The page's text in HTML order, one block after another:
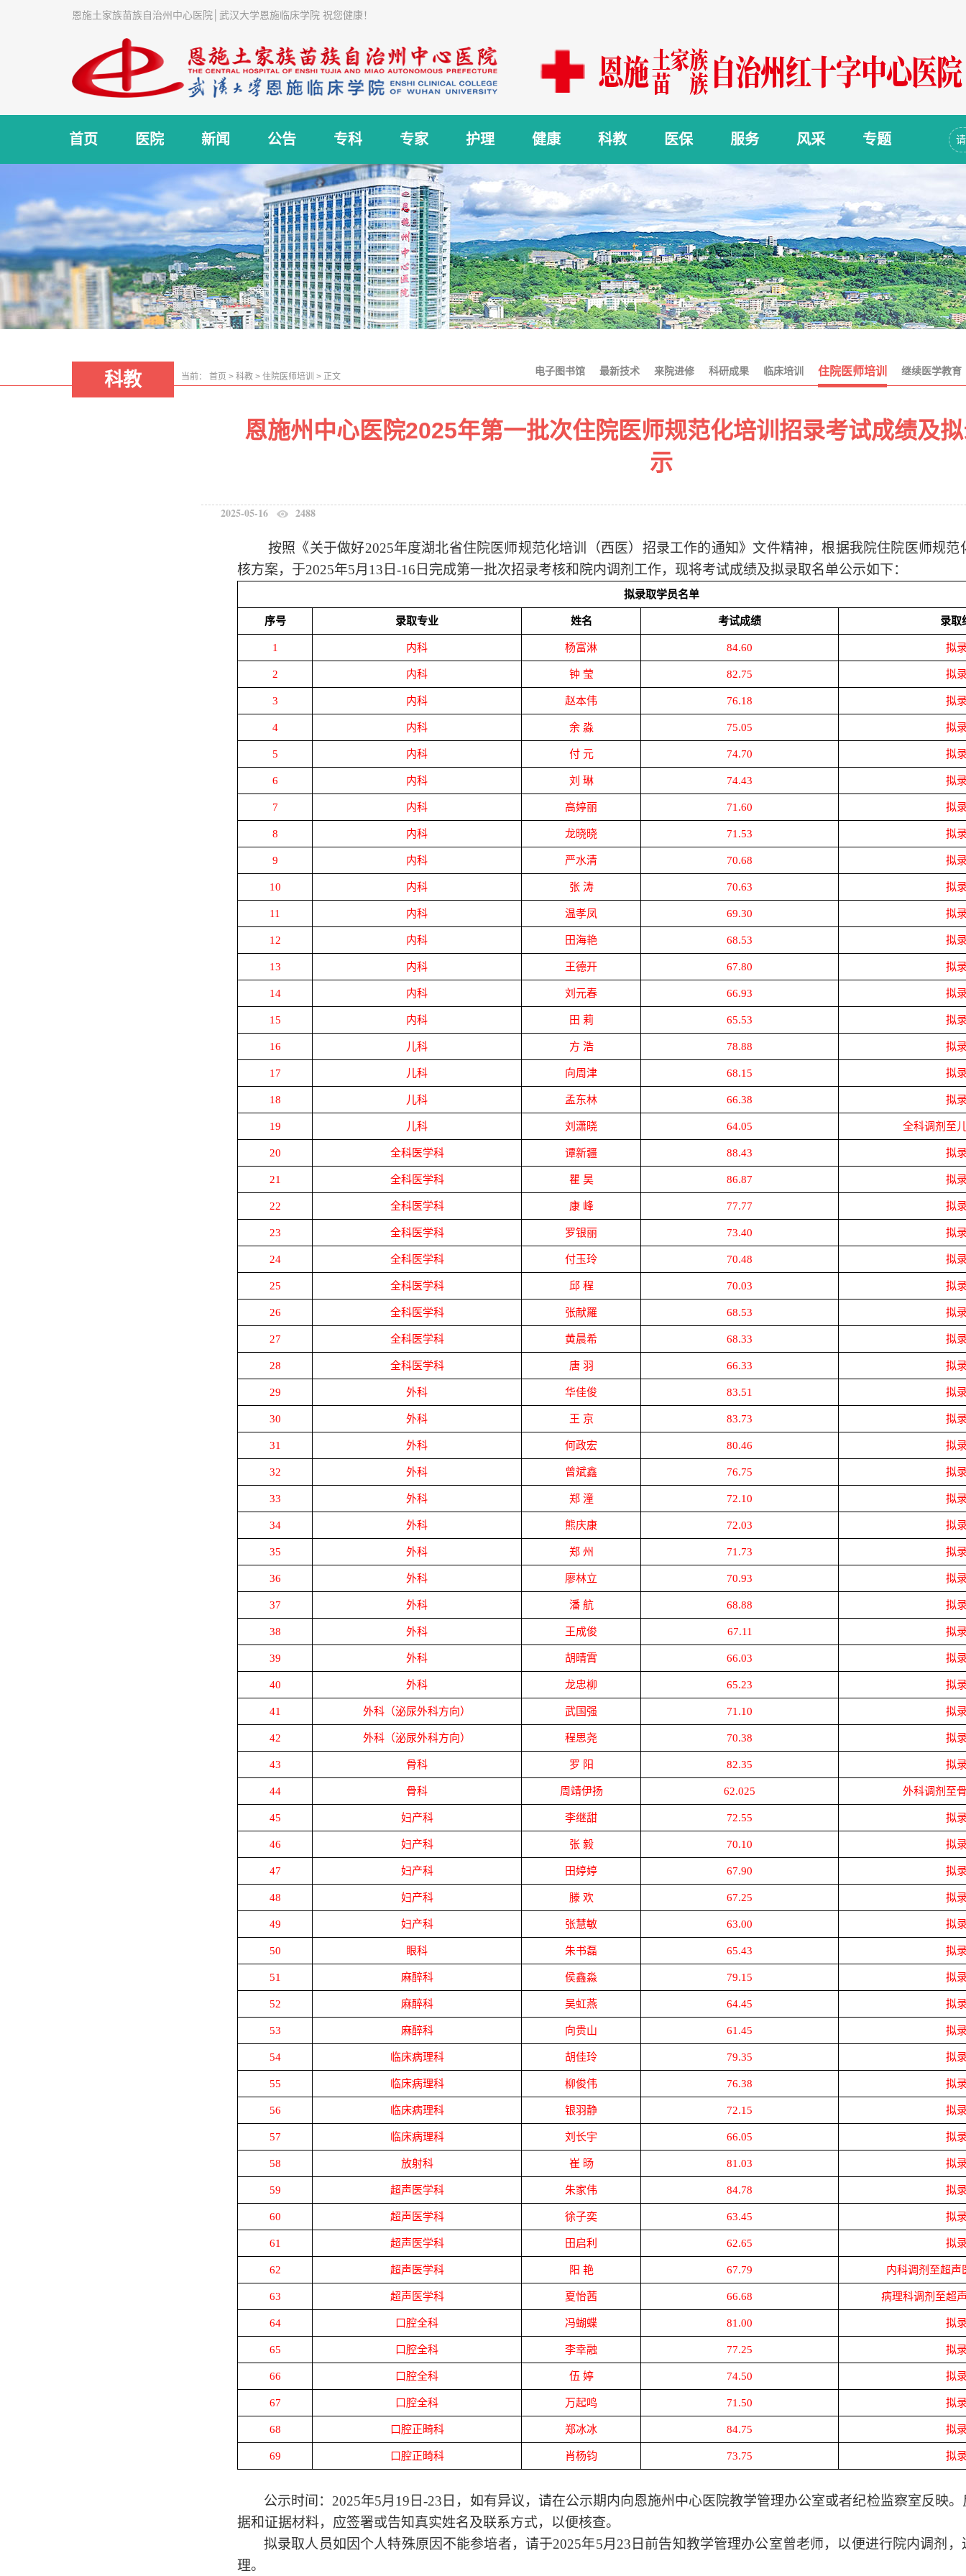
恩施土家族苗族自治州中心医院│武汉大学恩施临床学院 祝您健康！
首页 医院 新闻 公告 专科 专家 护理 健康 科教 医保 服务 风采 专题
科教 当前： 首页 > 科教 > 住院医师培训 > 正文 电子图书馆 最新技术 来院进修 科研成果 临床培训 住院医师培训 继续医学教育
恩施州中心医院2025年第一批次住院医师规范化培训招录考试成绩及
示
2025-05-16 2488
按照《关于做好2025年度湖北省住院医师规范化培训（西医）招录工作的通知》文件精神，根据我院住院医师规范
核方案，于2025年5月 13 日-16 日完成第一批次招录考核和院内调剂工作，现将考试成绩及拟录取名单公示如下：
拟录取学员名单
序号 录取专业 姓名 考试成绩 录取
1 内科 杨富淋 84.60 拟
2 内科 钟 莹 82.75 拟
3 内科 赵本伟 76.18 拟
4 内科 余 淼 75.05 拟
5 内科 付 元 74.70 拟
6 内科 刘 琳 74.43 拟
7 内科 高婷丽 71.60 拟
8 内科 龙晓晓 71.53 拟
9 内科 严水清 70.68 拟
10 内科 张 涛 70.63 拟
11 内科 温孝凤 69.30 拟
12 内科 田海艳 68.53 拟
13 内科 王德开 67.80 拟
14 内科 刘元春 66.93 拟
15 内科 田 莉 65.53 拟
16 儿科 方 浩 78.88 拟
17 儿科 向周津 68.15 拟
18 儿科 孟东林 66.38 拟
19 儿科 刘潇晓 64.05 全科调剂至
20 全科医学科 谭新疆 88.43 拟
21 全科医学科 瞿 昊 86.87 拟
22 全科医学科 康 峰 77.77 拟
23 全科医学科 罗银丽 73.40 拟
24 全科医学科 付玉玲 70.48 拟
25 全科医学科 邱 程 70.03 拟
26 全科医学科 张献羅 68.53 拟
27 全科医学科 黄晨希 68.33 拟
28 全科医学科 唐 羽 66.33 拟
29 外科 华佳俊 83.51 拟
30 外科 王 京 83.73 拟
31 外科 何政宏 80.46 拟
32 外科 曾斌鑫 76.75 拟
33 外科 郑 潼 72.10 拟
34 外科 熊庆康 72.03 拟
35 外科 郑 州 71.73 拟
36 外科 廖林立 70.93 拟
37 外科 潘 航 68.88 拟
38 外科 王成俊 67.11 拟
39 外科 胡晴霄 66.03 拟
40 外科 龙忠柳 65.23 拟
41 外科（泌尿外科方向） 武国强 71.10 拟
42 外科（泌尿外科方向） 程思尧 70.38 拟
43 骨科 罗 阳 82.35 拟
44 骨科 周靖伊扬 62.025 外科调剂至
45 妇产科 李继甜 72.55 拟
46 妇产科 张 毅 70.10 拟
47 妇产科 田婷婷 67.90 拟
48 妇产科 滕 欢 67.25 拟
49 妇产科 张慧敏 63.00 拟
50 眼科 朱书磊 65.43 拟
51 麻醉科 侯鑫淼 79.15 拟
52 麻醉科 吴虹燕 64.45 拟
53 麻醉科 向贵山 61.45 拟
54 临床病理科 胡佳玲 79.35 拟
55 临床病理科 柳俊伟 76.38 拟
56 临床病理科 银羽静 72.15 拟
57 临床病理科 刘长宇 66.05 拟
58 放射科 崔 旸 81.03 拟
59 超声医学科 朱家伟 84.78 拟
60 超声医学科 徐子奕 63.45 拟
61 超声医学科 田启利 62.65 拟
62 超声医学科 阳 艳 67.79 内科调剂至超声
63 超声医学科 夏怡茜 66.68 病理科调剂至超
64 口腔全科 冯蝴蝶 81.00 拟
65 口腔全科 李幸融 77.25 拟
66 口腔全科 伍 婷 74.50 拟
67 口腔全科 万起鸣 71.50 拟
68 口腔正畸科 郑冰冰 84.75 拟
69 口腔正畸科 肖杨钧 73.75 拟
公示时间： 2025年5月 19 日-23 日，如有异议，请在公示期内向恩施州中心医院教学管理办公室或者纪检监察室反映
据和证据材料，应签署或告知真实姓名及联系方式，以便核查。
拟录取人员如因个人特殊原因不能参培者，请于2025年5月 23 日前告知教学管理办公室曾老师，以便进行院内调剂
理。